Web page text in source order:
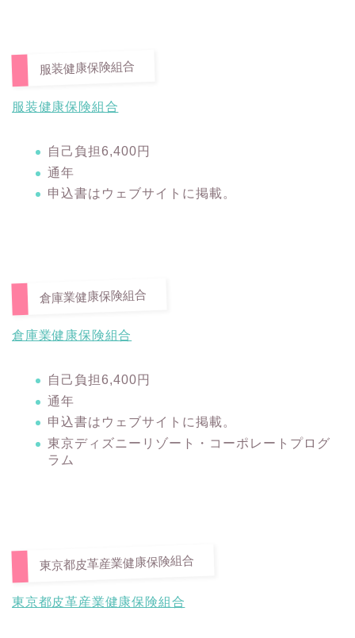
服装健康保険組合
服装健康保険組合
自己負担6,400円
通年
申込書はウェブサイトに掲載。
倉庫業健康保険組合
倉庫業健康保険組合
自己負担6,400円
通年
申込書はウェブサイトに掲載。
東京ディズニーリゾート・コーポレートプログ
ラム
東京都皮革産業健康保険組合
東京都皮革産業健康保険組合